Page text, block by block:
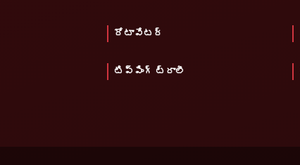
రోటావేటర్
టిప్పింగ్ ట్రాలీ